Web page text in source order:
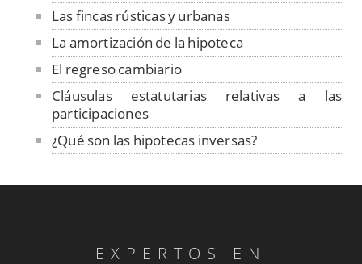
Las fincas rústicas y urbanas
La amortización de la hipoteca
El regreso cambiario
Cláusulas estatutarias relativas a las
participaciones
¿Qué son las hipotecas inversas?
multidivisa?
EXPERTOS EN